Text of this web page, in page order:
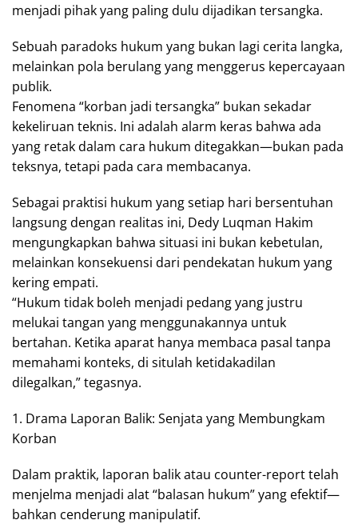
menjadi pihak yang paling dulu dijadikan tersangka.
Sebuah paradoks hukum yang bukan lagi cerita langka,
melainkan pola berulang yang menggerus kepercayaan
publik.
Fenomena “korban jadi tersangka” bukan sekadar
kekeliruan teknis. Ini adalah alarm keras bahwa ada
yang retak dalam cara hukum ditegakkan—bukan pada
teksnya, tetapi pada cara membacanya.
Sebagai praktisi hukum yang setiap hari bersentuhan
langsung dengan realitas ini, Dedy Luqman Hakim
mengungkapkan bahwa situasi ini bukan kebetulan,
melainkan konsekuensi dari pendekatan hukum yang
kering empati.
“Hukum tidak boleh menjadi pedang yang justru
melukai tangan yang menggunakannya untuk
bertahan. Ketika aparat hanya membaca pasal tanpa
memahami konteks, di situlah ketidakadilan
dilegalkan,” tegasnya.
1. Drama Laporan Balik: Senjata yang Membungkam
Korban
Dalam praktik, laporan balik atau counter-report telah
menjelma menjadi alat “balasan hukum” yang efektif—
bahkan cenderung manipulatif.